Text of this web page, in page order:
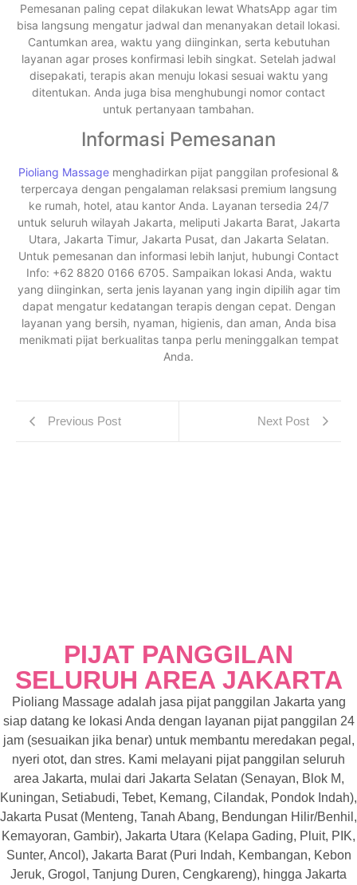
Pemesanan paling cepat dilakukan lewat WhatsApp agar tim
bisa langsung mengatur jadwal dan menanyakan detail lokasi.
Cantumkan area, waktu yang diinginkan, serta kebutuhan
layanan agar proses konfirmasi lebih singkat. Setelah jadwal
disepakati, terapis akan menuju lokasi sesuai waktu yang
ditentukan. Anda juga bisa menghubungi nomor contact
untuk pertanyaan tambahan.
Informasi Pemesanan
Pioliang Massage menghadirkan pijat panggilan profesional &
terpercaya dengan pengalaman relaksasi premium langsung
ke rumah, hotel, atau kantor Anda. Layanan tersedia 24/7
untuk seluruh wilayah Jakarta, meliputi Jakarta Barat, Jakarta
Utara, Jakarta Timur, Jakarta Pusat, dan Jakarta Selatan.
Untuk pemesanan dan informasi lebih lanjut, hubungi Contact
Info: +62 8820 0166 6705. Sampaikan lokasi Anda, waktu
yang diinginkan, serta jenis layanan yang ingin dipilih agar tim
dapat mengatur kedatangan terapis dengan cepat. Dengan
layanan yang bersih, nyaman, higienis, dan aman, Anda bisa
menikmati pijat berkualitas tanpa perlu meninggalkan tempat
Anda.
Previous Post Next Post
PIJAT PANGGILAN
SELURUH AREA JAKARTA
Pioliang Massage adalah jasa pijat panggilan Jakarta yang
siap datang ke lokasi Anda dengan layanan pijat panggilan 24
jam (sesuaikan jika benar) untuk membantu meredakan pegal,
nyeri otot, dan stres. Kami melayani pijat panggilan seluruh
area Jakarta, mulai dari Jakarta Selatan (Senayan, Blok M,
Kuningan, Setiabudi, Tebet, Kemang, Cilandak, Pondok Indah),
Jakarta Pusat (Menteng, Tanah Abang, Bendungan Hilir/Benhil,
Kemayoran, Gambir), Jakarta Utara (Kelapa Gading, Pluit, PIK,
Sunter, Ancol), Jakarta Barat (Puri Indah, Kembangan, Kebon
Jeruk, Grogol, Tanjung Duren, Cengkareng), hingga Jakarta